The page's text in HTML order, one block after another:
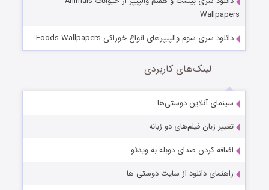
Wallpapers
دانلود سری سوم والپیپرهای انواع خوراکی Foods Wallpapers
لینک‌های کاربردی
سینمای آنلاین دوستی‌ها
تغییر زبان فیلم‌های دو زبانه
اضافه کردن صدای دوبله به ویدئو
راهنمای دانلود از سایت دوستی ها